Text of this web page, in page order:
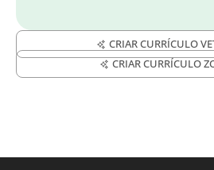
CRIAR CURRÍCULO
CRIAR CURRÍCULO